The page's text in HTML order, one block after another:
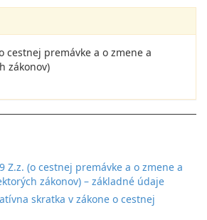
cestnej premávke a o zmene a
zákonov)
Z.z. (o cestnej premávke a o zmene a
zákonov) – základné údaje
skratka v zákone o cestnej